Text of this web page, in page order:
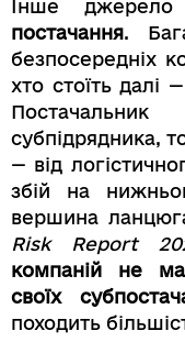
Інше
постачання.
безпосередніх
хто стоїть далі
субпідрядника,
— від
збій на
вершина
Risk Report
компаній не
своїх
походить